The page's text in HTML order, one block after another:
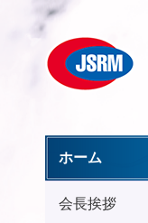
ホーム
会長挨拶